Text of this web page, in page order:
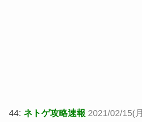
44: ネトゲ攻略速報 2021/02/15(